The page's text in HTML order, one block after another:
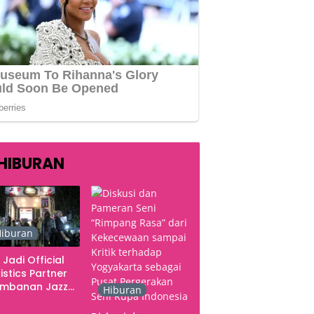
Jadi Official
Partner
Jazz
Hiburan